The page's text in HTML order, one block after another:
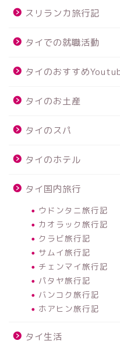
スリランカ旅行記
タイでの就職活動
タイのおすすめ
タイのお土産
タイのスパ
タイのホテル
タイ国内旅行
ウドンタニ旅行記
カオラック旅行記
クラビ旅行記
サムイ旅行記
チェンマイ旅行記
パタヤ旅行記
バンコク旅行記
ホアヒン旅行記
タイ生活